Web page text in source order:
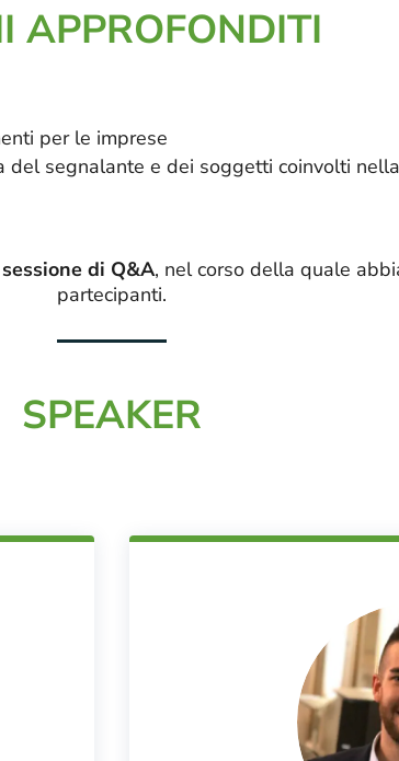
APPROFONDITI
per le imprese
segnalante e dei soggetti coinvolti
sessione di Q&A, nel corso della quale
partecipanti.
SPEAKER